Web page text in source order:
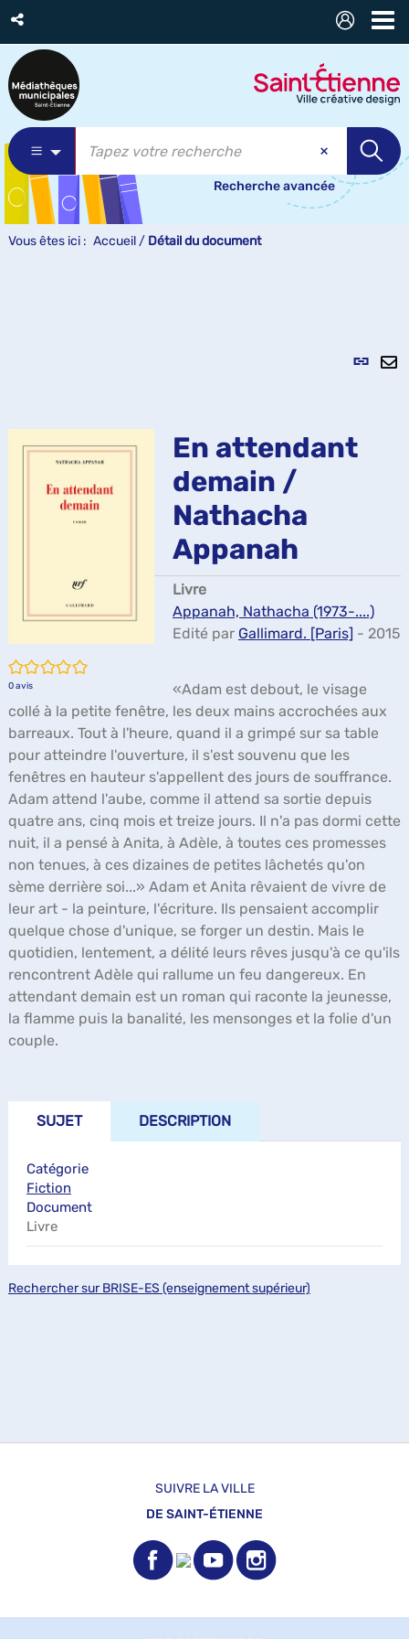
Recherche avancée
Vous êtes ici : Accueil / Détail du document
Lien
/5
0avis
En attendant
demain /
Nathacha
Appanah
Livre
Appanah, Nathacha (1973-....)
Edité par Gallimard. [Paris] - 2015
«Adam est debout, le visage
collé à la petite fenêtre, les deux mains accrochées aux
barreaux. Tout à l'heure, quand il a grimpé sur sa table
pour atteindre l'ouverture, il s'est souvenu que les
fenêtres en hauteur s'appellent des jours de souffrance.
Adam attend l'aube, comme il attend sa sortie depuis
quatre ans, cinq mois et treize jours. Il n'a pas dormi cette
nuit, il a pensé à Anita, à Adèle, à toutes ces promesses
non tenues, à ces dizaines de petites lâchetés qu'on
sème derrière soi...» Adam et Anita rêvaient de vivre de
leur art - la peinture, l'écriture. Ils pensaient accomplir
quelque chose d'unique, se forger un destin. Mais le
quotidien, lentement, a délité leurs rêves jusqu'à ce qu'ils
rencontrent Adèle qui rallume un feu dangereux. En
attendant demain est un roman qui raconte la jeunesse,
la flamme puis la banalité, les mensonges et la folie d'un
couple.
SUJET DESCRIPTION
Catégorie
Fiction
Document
Livre
Rechercher sur BRISE-ES (enseignement supérieur)
SUIVRE LA VILLE
DE SAINT-ÉTIENNE